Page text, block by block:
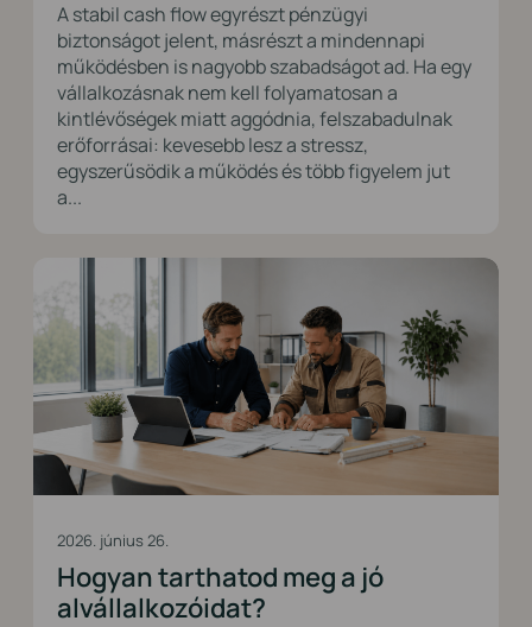
A stabil cash flow egyrészt pénzügyi
biztonságot jelent, másrészt a mindennapi
működésben is nagyobb szabadságot ad. Ha egy
vállalkozásnak nem kell folyamatosan a
kintlévőségek miatt aggódnia, felszabadulnak
erőforrásai: kevesebb lesz a stressz,
egyszerűsödik a működés és több figyelem jut
a...
2026. június 26.
Hogyan tarthatod meg a jó
alvállalkozóidat?